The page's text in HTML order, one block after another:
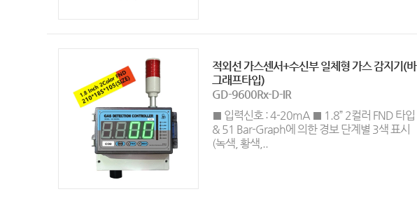
적외선 가스센서+수신부 일체형 가스 감지기(바
그래프타입)
GD-9600Rx-D-IR
■ 입력신호 : 4-20mA ■ 1.8” 2컬러 FND 타입
& 51 Bar-Graph에 의한 경보 단계별 3색 표시
(녹색, 황색,..